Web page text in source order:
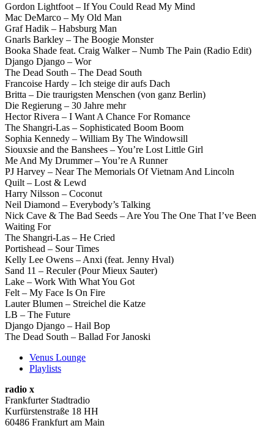
Gordon Lightfoot – If You Could Read My Mind
Mac DeMarco – My Old Man
Graf Hadik – Habsburg Man
Gnarls Barkley – The Boogie Monster
Booka Shade feat. Craig Walker – Numb The Pain (Radio Edit)
Django Django – Wor
The Dead South – The Dead South
Francoise Hardy – Ich steige dir aufs Dach
Britta – Die traurigsten Menschen (von ganz Berlin)
Die Regierung – 30 Jahre mehr
Hector Rivera – I Want A Chance For Romance
The Shangri-Las – Sophisticated Boom Boom
Sophia Kennedy – William By The Windowsill
Siouxsie and the Banshees – You’re Lost Little Girl
Me And My Drummer – You’re A Runner
PJ Harvey – Near The Memorials Of Vietnam And Lincoln
Quilt – Lost & Lewd
Harry Nilsson – Coconut
Neil Diamond – Everybody’s Talking
Nick Cave & The Bad Seeds – Are You The One That I’ve Been
Waiting For
The Shangri-Las – He Cried
Portishead – Sour Times
Kelly Lee Owens – Anxi (feat. Jenny Hval)
Sand 11 – Reculer (Pour Mieux Sauter)
Lake – Work With What You Got
Felt – My Face Is On Fire
Lauter Blumen – Streichel die Katze
LB – The Future
Django Django – Hail Bop
The Dead South – Ballad For Janoski
Venus Lounge
Playlists
radio x
Frankfurter Stadtradio
Kurfürstenstraße 18 HH
60486 Frankfurt am Main